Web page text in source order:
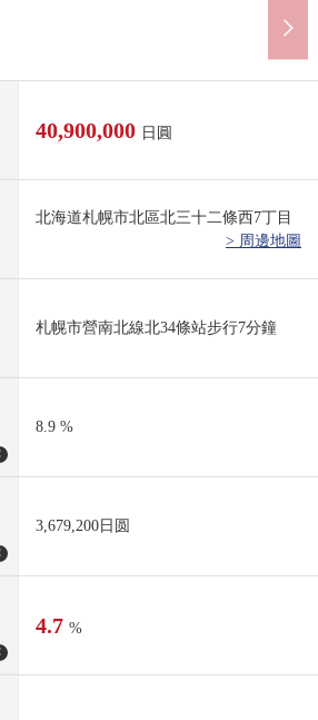
40,900,000 日圓
北海道札幌市北區北三十二條西7丁目
> 周邊地圖
札幌市營南北線北34條站步行7分鐘
!
8.9 %
!
3,679,200日圆
!
4.7 %